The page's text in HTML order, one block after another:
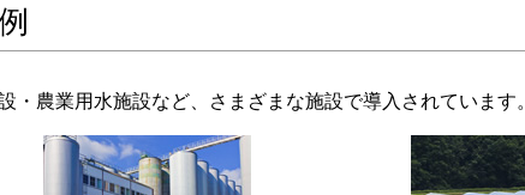
農業用水施設など、さまざまな施設で導入されています。